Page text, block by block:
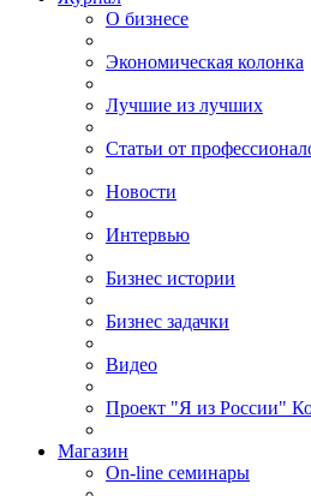
О бизнесе
Экономическая колонка
Лучшие из лучших
Статьи от
Новости
Интервью
Бизнес истории
Бизнес задачки
Видео
Проект "Я из России"
Магазин
On-line семинары